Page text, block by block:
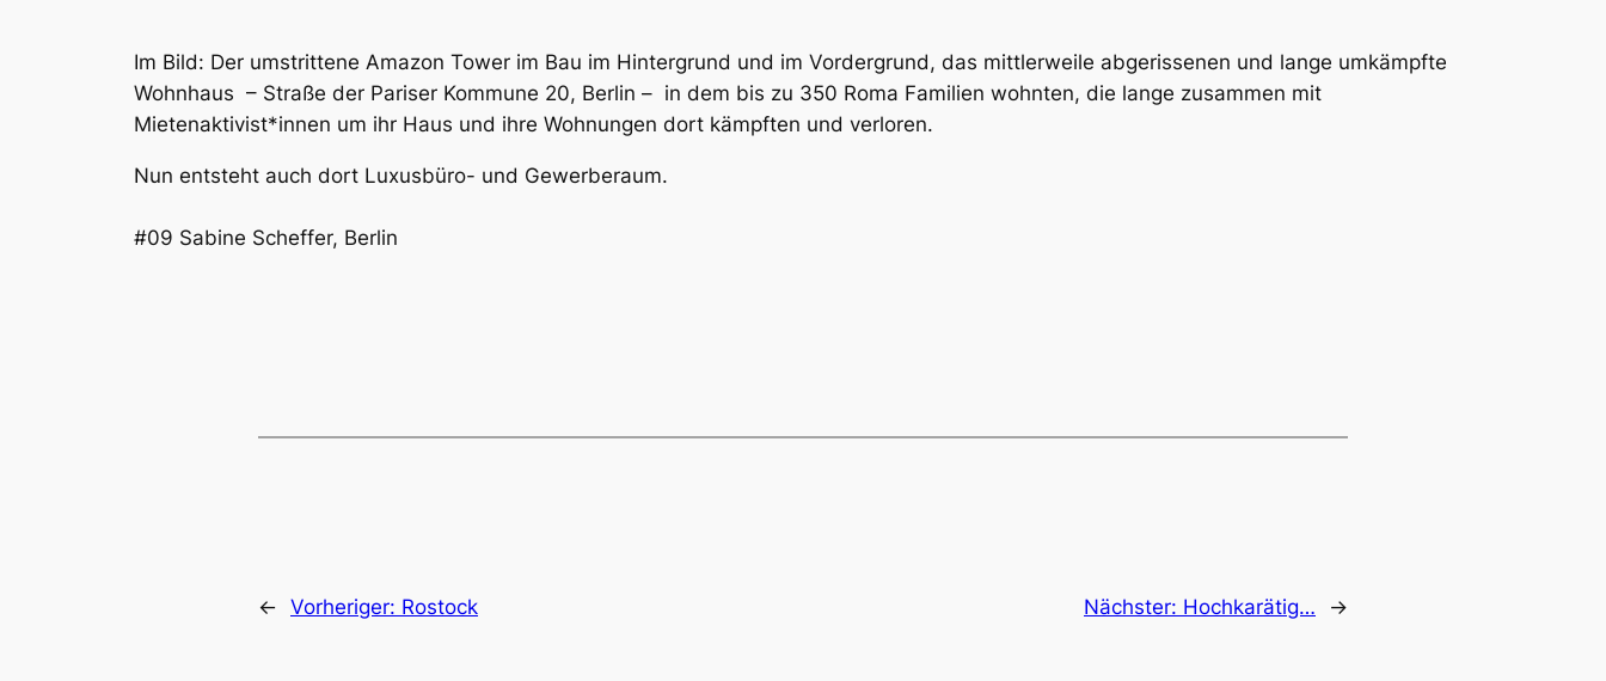
Im Bild: Der umstrittene Amazon Tower im Bau im Hintergrund und im Vordergrund, das mittlerweile abgerissenen und lange umkämpfte
Wohnhaus – Straße der Pariser Kommune 20, Berlin – in dem bis zu 350 Roma Familien wohnten, die lange zusammen mit
Mietenaktivist*innen um ihr Haus und ihre Wohnungen dort kämpften und verloren.
Nun entsteht auch dort Luxusbüro- und Gewerberaum.
#09 Sabine Scheffer, Berlin
← Vorheriger: Rostock Nächster: Hochkarätig… →